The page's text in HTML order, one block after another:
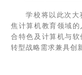
学校将以此次大
焦计算机教育领域
合特色及计算机与
转型战略需求兼具创